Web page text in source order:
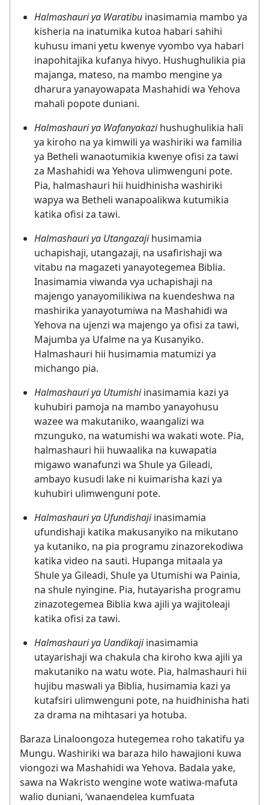
Halmashauri ya Waratibu inasimamia mambo ya
kisheria na inatumika kutoa habari sahihi
kuhusu imani yetu kwenye vyombo vya habari
inapohitajika kufanya hivyo. Hushughulikia pia
majanga, mateso, na mambo mengine ya
dharura yanayowapata Mashahidi wa Yehova
mahali popote duniani.
Halmashauri ya Wafanyakazihushughulikia hali
ya kiroho na ya kimwili ya washiriki wa familia
ya Betheli wanaotumikia kwenye ofisi za tawi
za Mashahidi wa Yehova ulimwenguni pote.
Pia, halmashauri hii huidhinisha washiriki
wapya wa Betheli wanapoalikwa kutumikia
katika ofisi za tawi.
Halmashauri ya Utangazajihusimamia
uchapishaji, utangazaji, na usafirishaji wa
vitabu na magazeti yanayotegemea Biblia.
Inasimamia viwanda vya uchapishaji na
majengo yanayomilikiwa na kuendeshwa na
mashirika yanayotumiwa na Mashahidi wa
Yehova na ujenzi wa majengo ya ofisi za tawi,
Majumba ya Ufalme na ya Kusanyiko.
Halmashauri hii husimamia matumizi ya
michango pia.
Halmashauri ya Utumishiinasimamia kazi ya
kuhubiri pamoja na mambo yanayohusu
wazee wa makutaniko, waangalizi wa
mzunguko, na watumishi wa wakati wote. Pia,
halmashauri hii huwaalika na kuwapatia
migawo wanafunzi wa Shule ya Gileadi,
ambayo kusudi lake ni kuimarisha kazi ya
kuhubiri ulimwenguni pote.
Halmashauri ya Ufundishajiinasimamia
ufundishaji katika makusanyiko na mikutano
ya kutaniko, na pia programu zinazorekodiwa
katika video na sauti. Hupanga mitaala ya
Shule ya Gileadi, Shule ya Utumishi wa Painia,
na shule nyingine. Pia, hutayarisha programu
zinazotegemea Biblia kwa ajili ya wajitoleaji
katika ofisi za tawi.
Halmashauri ya Uandikajiinasimamia
utayarishaji wa chakula cha kiroho kwa ajili ya
makutaniko na watu wote. Pia, halmashauri hii
hujibu maswali ya Biblia, husimamia kazi ya
kutafsiri ulimwenguni pote, na huidhinisha hati
za drama na mihtasari ya hotuba.
Baraza Linaloongoza hutegemea roho takatifu ya
Mungu. Washiriki wa baraza hilo hawajioni kuwa
viongozi wa Mashahidi wa Yehova. Badala yake,
sawa na Wakristo wengine wote watiwa-mafuta
walio duniani, ‘wanaendelea kumfuata